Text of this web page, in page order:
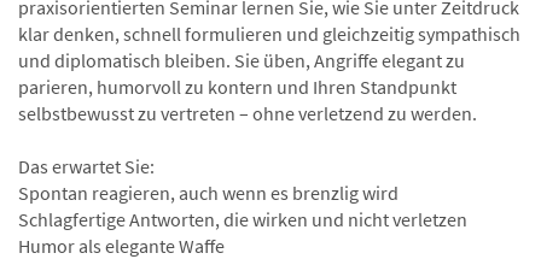
praxisorientierten Seminar lernen Sie, wie Sie unter Zeitdruck
klar denken, schnell formulieren und gleichzeitig sympathisch
und diplomatisch bleiben. Sie üben, Angriffe elegant zu
parieren, humorvoll zu kontern und Ihren Standpunkt
selbstbewusst zu vertreten – ohne verletzend zu werden.
Das erwartet Sie:
Spontan reagieren, auch wenn es brenzlig wird
Schlagfertige Antworten, die wirken und nicht verletzen
Humor als elegante Waffe